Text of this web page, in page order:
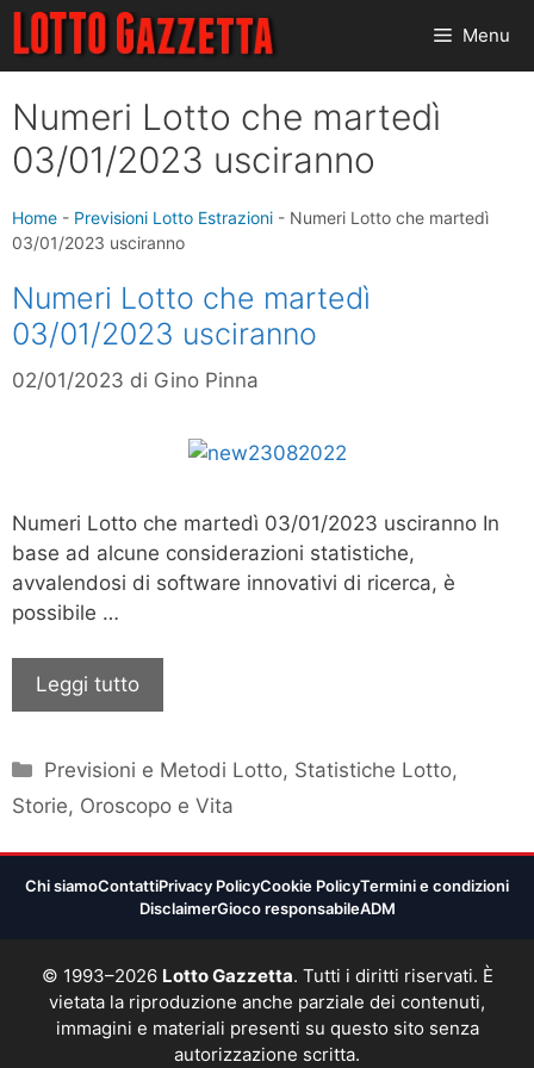
Vai
contenuto
Menu
Numeri Lotto che martedì
03/01/2023 usciranno
Home - Previsioni Lotto Estrazioni - Numeri Lotto che martedì
03/01/2023 usciranno
Numeri Lotto che martedì
03/01/2023 usciranno
02/01/2023 di Gino Pinna
Numeri Lotto che martedì 03/01/2023 usciranno In
base ad alcune considerazioni statistiche,
avvalendosi di software innovativi di ricerca, è
possibile …
Leggi tutto
Categorie
Previsioni e Metodi Lotto, Statistiche Lotto,
Storie, Oroscopo e Vita
Chi siamoContattiPrivacy PolicyCookie PolicyTermini e condizioni
DisclaimerGioco responsabileADM
© 1993–2026 Lotto Gazzetta. Tutti i diritti riservati. È
vietata la riproduzione anche parziale dei contenuti,
immagini e materiali presenti su questo sito senza
autorizzazione scritta.